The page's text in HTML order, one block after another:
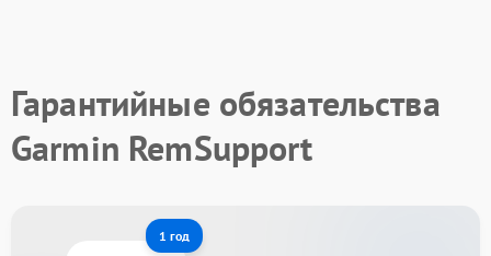
Гарантийные обязательства
Garmin RemSupport
1 год